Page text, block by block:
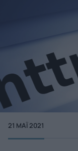
21 ΜΑΪ́ 2021